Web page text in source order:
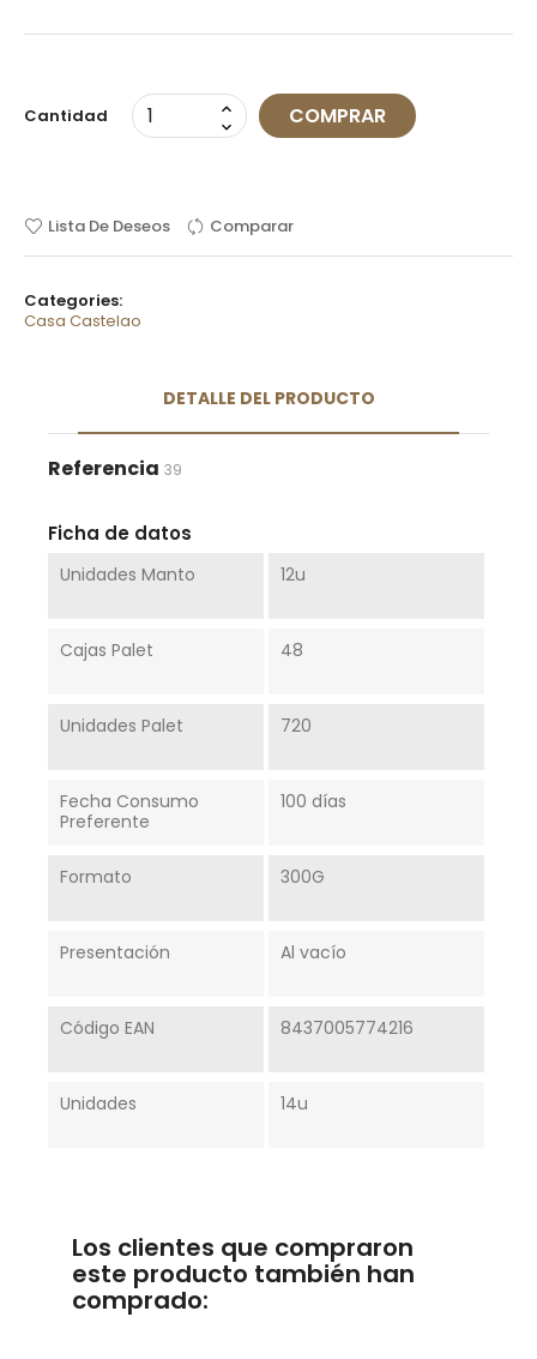
Cantidad COMPRAR
Lista De Deseos Comparar
Categories:
Casa Castelao
DETALLE DEL PRODUCTO
Referencia 39
Ficha de datos
Unidades Manto 12u
Cajas Palet 48
Unidades Palet 720
Fecha Consumo
Preferente
100 días
Formato 300G
Presentación Al vacío
Código EAN 8437005774216
Unidades 14u
Los clientes que compraron
este producto también han
comprado: